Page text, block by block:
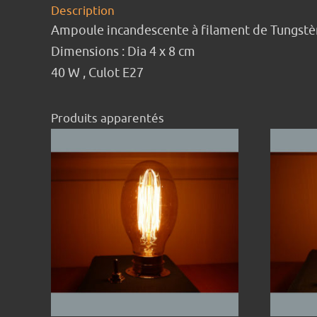
Description
Ampoule incandescente à filament de
Dimensions : Dia 4 x 8 cm
40 W , Culot E27
Produits apparentés